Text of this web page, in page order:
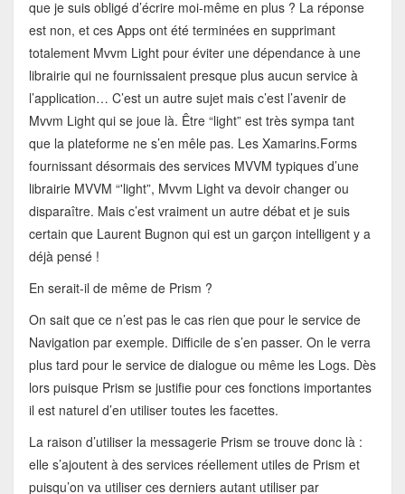
que je suis obligé d’écrire moi-même en plus ? La réponse
est non, et ces Apps ont été terminées en supprimant
totalement Mvvm Light pour éviter une dépendance à une
librairie qui ne fournissaient presque plus aucun service à
l’application… C’est un autre sujet mais c’est l’avenir de
Mvvm Light qui se joue là. Être “light” est très sympa tant
que la plateforme ne s’en mêle pas. Les Xamarins.Forms
fournissant désormais des services MVVM typiques d’une
librairie MVVM “'light”, Mvvm Light va devoir changer ou
disparaître. Mais c’est vraiment un autre débat et je suis
certain que Laurent Bugnon qui est un garçon intelligent y a
déjà pensé !
En serait-il de même de Prism ?
On sait que ce n’est pas le cas rien que pour le service de
Navigation par exemple. Difficile de s’en passer. On le verra
plus tard pour le service de dialogue ou même les Logs. Dès
lors puisque Prism se justifie pour ces fonctions importantes
il est naturel d’en utiliser toutes les facettes.
La raison d’utiliser la messagerie Prism se trouve donc là :
elle s’ajoutent à des services réellement utiles de Prism et
puisqu’on va utiliser ces derniers autant utiliser par